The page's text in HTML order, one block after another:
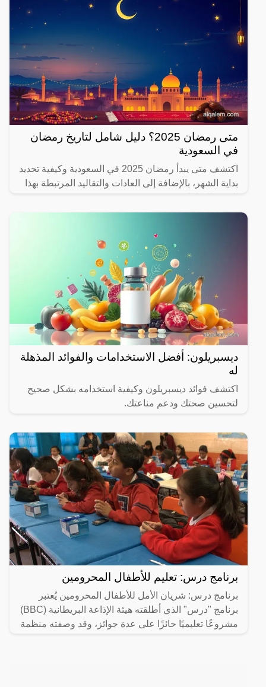
متى رمضان 2025؟ دليل شامل لتاريخ رمضان
في السعودية
اكتشف متى يبدأ رمضان 2025 في السعودية وكيفية تحديد
بداية الشهر، بالإضافة إلى العادات والتقاليد المرتبطة بهذا
ديسبريلون: أفضل الاستخدامات والفوائد المذهلة
له
اكتشف فوائد ديسبريلون وكيفية استخدامه بشكل صحيح
لتحسين صحتك ودعم مناعتك.
برنامج درس: تعليم للأطفال المحرومين
برنامج درس: شريان الأمل للأطفال المحرومين يُعتبر
برنامج "درس" الذي أطلقته هيئة الإذاعة البريطانية (BBC)
مشروعًا تعليميًا حائزًا على عدة جوائز، وقد وصفته منظمة